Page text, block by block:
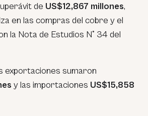
de US$12,867 millones,
en las compras del cobre y el
la Nota de Estudios N° 34 del
exportaciones sumaron
y las importaciones US$15,858